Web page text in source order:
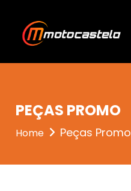
PEÇAS PROMO
Home Peças Promo